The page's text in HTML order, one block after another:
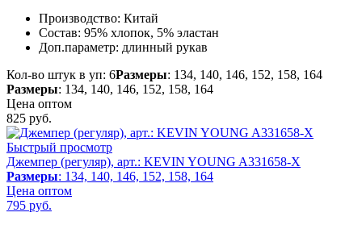
Производство: Китай
Состав: 95% хлопок, 5% эластан
Доп.параметр: длинный рукав
Кол-во штук в уп: 6Размеры: 134, 140, 146, 152, 158, 164
Размеры: 134, 140, 146, 152, 158, 164
Цена оптом
825 руб.
Быстрый просмотр
Джемпер (регуляр), арт.: KEVIN YOUNG A331658-X
Размеры: 134, 140, 146, 152, 158, 164
Цена оптом
795 руб.